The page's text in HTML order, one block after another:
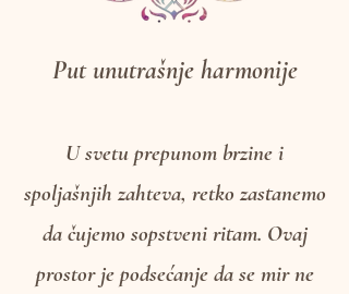
U svetu prepunom brzine i
spoljašnjih zahteva, retko zastanemo
da čujemo sopstveni ritam. Ovaj